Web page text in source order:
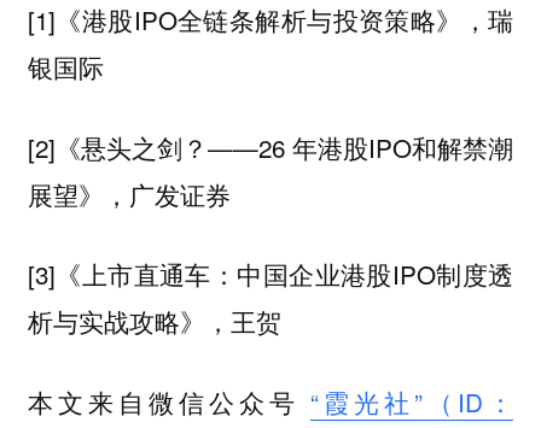
[1]《港股IPO全链条解析与投资策略》，瑞
银国际
[2]《悬头之剑？——26 年港股IPO和解禁潮
展望》，广发证券
[3]《上市直通车：中国企业港股IPO制度透
析与实战攻略》，王贺
本文来自微信公众号 “霞光社”（ID：